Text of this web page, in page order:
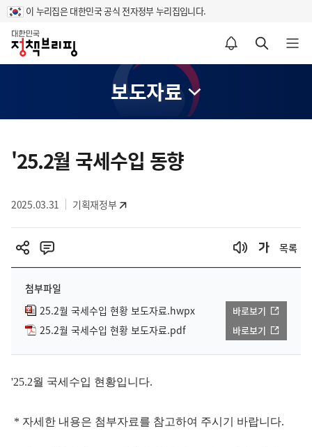
이 누리집은 대한민국 공식 전자정부 누리집입니다.
홈
알림설정 바로가기 검색 바로가기 메뉴 열기
보도자료
텐
역
'25.2월 국세수입 동향
2025.03.31 기획재정부
목록
첨부파일
25.2월 국세수입 현황 보도자료.hwpx
바로보기
25.2월 국세수입 현황 보도자료.pdf 바로보기
'25.2월 국세수입 현황입니다.
* 자세한 내용은 첨부자료를 참고하여 주시기 바랍니다.